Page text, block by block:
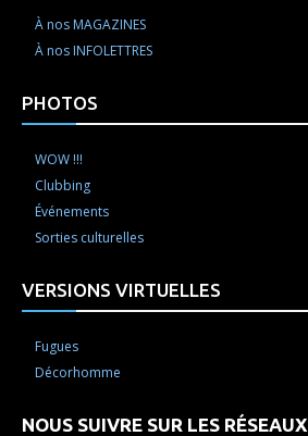
À nos MAGAZINES
À nos INFOLETTRES
PHOTOS
WOW !!!
Clubbing
Événements
Sorties culturelles
VERSIONS VIRTUELLES
Fugues
Décorhomme
NOUS SUIVRE SUR LES RÉSEAUX